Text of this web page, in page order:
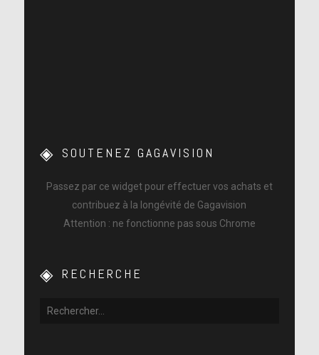
SOUTENEZ GAGAVISION
Passez par ce widget pour effectuer vos achats et
contribuez à la longévité de Gagavision
Attention : ne fonctionne pas sous Chrome
RECHERCHE